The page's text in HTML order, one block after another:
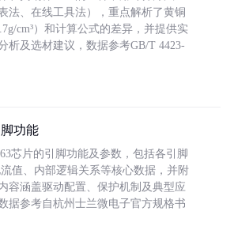
法、在线工具法），重点解析了黄铜
cm³）和计算公式的差异，并提供实
析及选材建议，数据参考GB/T 4423-
功能
芯片的引脚功能及参数，包括各引脚
值、内部逻辑关系等核心数据，并附
容涵盖驱动配置、保护机制及典型应
据参考自杭州士兰微电子官方规格书